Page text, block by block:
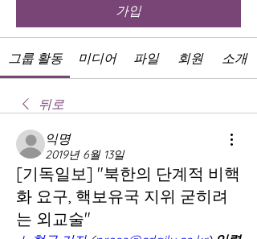
가입
그룹 활동 미디어 파일 회원 소개
뒤로
익명
2019년 6월 13일
[기독일보] "북한의 단계적 비핵
화 요구, 핵보유국 지위 굳히려
는 외교술"